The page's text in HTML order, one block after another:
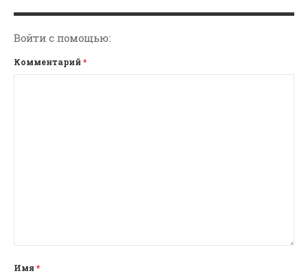
Слово Из Слова
Служение
Войти с помощью:
Комментарий *
Имя *